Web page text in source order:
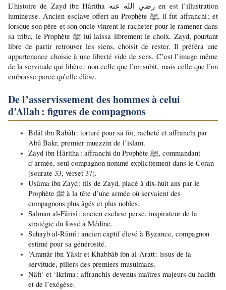
L’histoire de Zayd ibn Hâritha رضي الله عنه en est l’illustration
lumineuse. Ancien esclave offert au Prophète ﷺ, il fut affranchi ; et
lorsque son père et son oncle vinrent le racheter pour le ramener dans
sa tribu, le Prophète ﷺ lui laissa librement le choix. Zayd, pourtant
libre de partir retrouver les siens, choisit de rester. Il préféra une
appartenance choisie à une liberté vide de sens. C’est l’image même
de la servitude qui libère : non celle que l’on subit, mais celle que l’on
embrasse parce qu’elle élève.
De l’asservissement des hommes à celui
d’Allah : figures de compagnons
Bilâl ibn Rabâh : torturé pour sa foi, racheté et affranchi par
Abû Bakr, premier muezzin de l’islam.
Zayd ibn Hâritha : affranchi du Prophète ﷺ, commandant
d’armée, seul compagnon nommé explicitement dans le Coran
(sourate 33, verset 37).
Usâma ibn Zayd : fils de Zayd, placé à dix-huit ans par le
Prophète ﷺ à la tête d’une armée où servaient des
compagnons plus âgés et plus nobles.
Salman al-Fârisî : ancien esclave perse, inspirateur de la
stratégie du fossé à Médine.
Suhayb al-Rûmî : ancien captif élevé à Byzance, compagnon
estimé pour sa générosité.
‘Ammâr ibn Yâsir et Khabbâb ibn al-Aratt : issus de la
servitude, piliers des premiers musulmans.
Nâfi‘ et ‘Ikrima : affranchis devenus maîtres majeurs du hadith
et de l’exégèse.